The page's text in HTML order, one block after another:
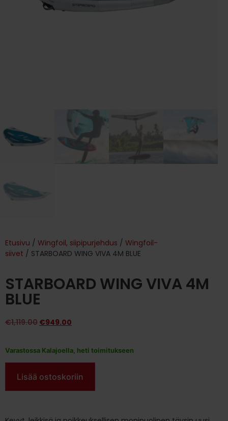
Etusivu / Wingfoil, siipipurjehdus / Wingfoil-
siivet / STARBOARD WING VIVA 4M BLUE
STARBOARD WING VIVA 4M
BLUE
€1,119.00 €949.00
Varastossa Kalajoella, heti toimitukseen
Lisää ostoskoriin